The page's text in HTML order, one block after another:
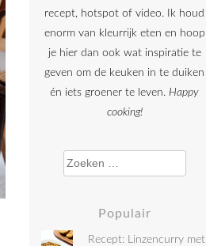
recept, hotspot of video. Ik houd
enorm van kleurrijk eten en hoop
je hier dan ook wat inspiratie te
geven om de keuken in te duiken
én iets groener te leven. Happy
cooking!
Zoeken naar:
Populair
Recept: Linzencurry met